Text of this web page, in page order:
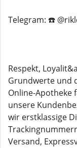
Telegram: ☎️
Respekt,
Grundwerte und
Online-Apotheke
unsere
wir erstklassige
Versand,